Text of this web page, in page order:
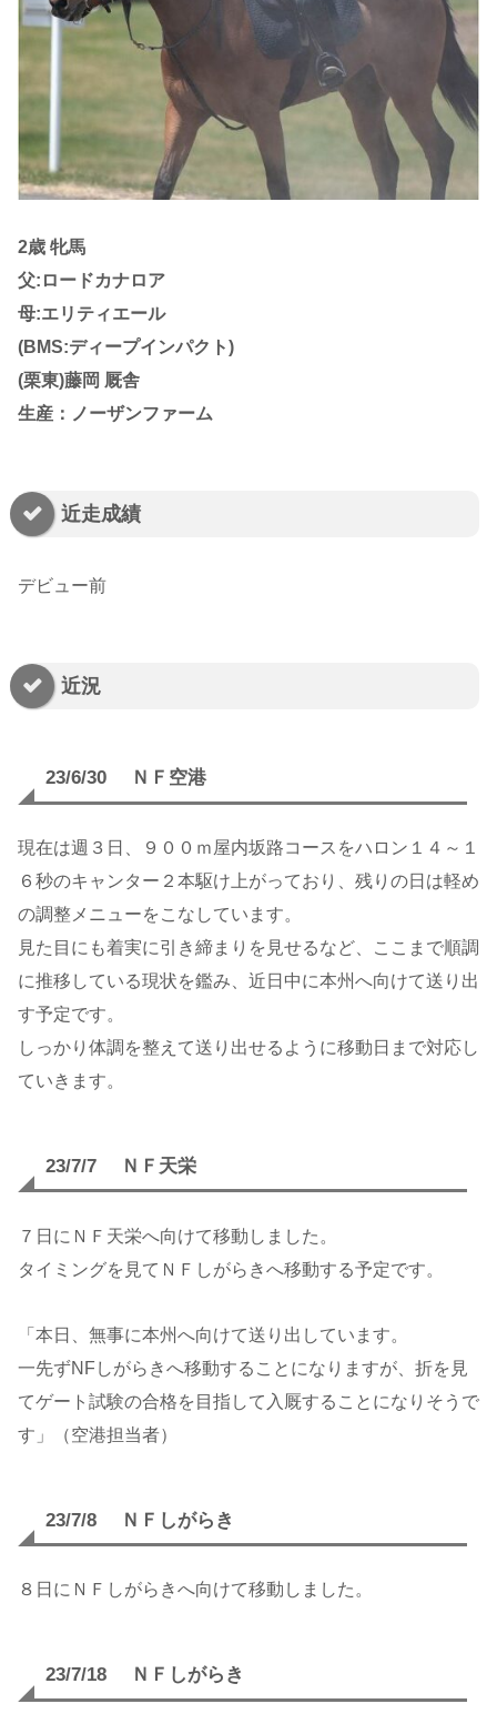
2歳 牝馬
父:ロードカナロア
母:エリティエール
(BMS:ディープインパクト)
(栗東)藤岡 厩舎
生産：ノーザンファーム
近走成績
デビュー前
近況
23/6/30 ＮＦ空港
現在は週３日、９００ｍ屋内坂路コースをハロン１４～１
６秒のキャンター２本駆け上がっており、残りの日は軽め
の調整メニューをこなしています。
見た目にも着実に引き締まりを見せるなど、ここまで順調
に推移している現状を鑑み、近日中に本州へ向けて送り出
す予定です。
しっかり体調を整えて送り出せるように移動日まで対応し
ていきます。
23/7/7 ＮＦ天栄
７日にＮＦ天栄へ向けて移動しました。
タイミングを見てＮＦしがらきへ移動する予定です。
「本日、無事に本州へ向けて送り出しています。
一先ずNFしがらきへ移動することになりますが、折を見
てゲート試験の合格を目指して入厩することになりそうで
す」（空港担当者）
23/7/8 ＮＦしがらき
８日にＮＦしがらきへ向けて移動しました。
23/7/18 ＮＦしがらき